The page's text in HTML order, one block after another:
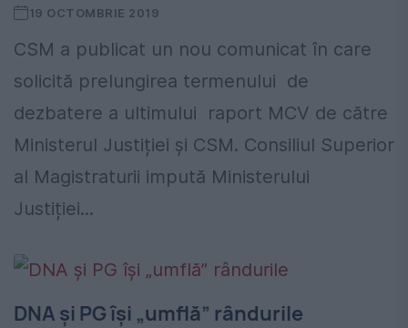
19 OCTOMBRIE 2019
CSM a publicat un nou comunicat în care
solicită prelungirea termenului de
dezbatere a ultimului raport MCV de către
Ministerul Justiției și CSM. Consiliul Superior
al Magistraturii impută Ministerului
Justiției...
DNA şi PG îşi „umflă” rândurile